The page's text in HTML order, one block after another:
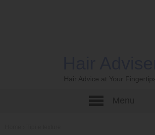
Hair Advice at Your Fingertips!